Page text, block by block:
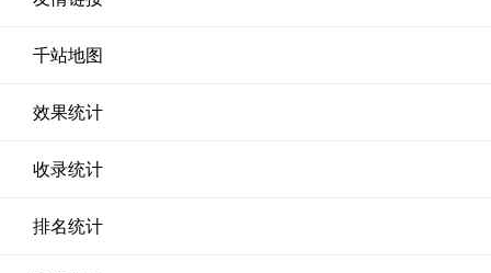
千站地图
效果统计
收录统计
排名统计